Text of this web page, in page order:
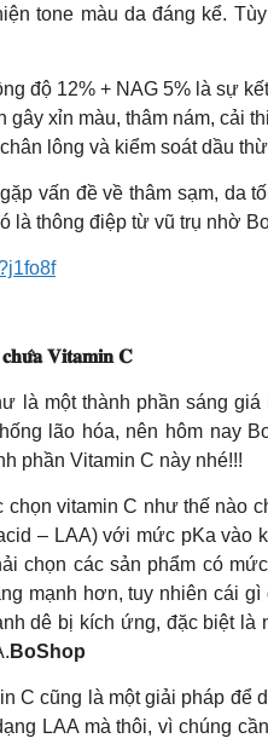
tone màu da đáng kể.
độ 12% + NAG 5% là sự
gây xỉn màu, thâm nám, cải
lông và kiểm soát dầu
vấn đề về thâm sạm, da
là thông điệp từ vũ trụ nhờ
𝐕𝐢𝐭𝐚𝐦𝐢𝐧 𝐂
là một thành phần sáng
lão hóa, nên hôm nay
phần Vitamin C này nhé!!!
chọn vitamin C như thế nào
– LAA) với mức pKa vào
chọn các sản phẩm có
mạnh hơn, tuy nhiên cái
dê bị kích ứng, đặc biệt
BoShop
C cũng là một giải pháp để
LAA mà thôi, vì chúng